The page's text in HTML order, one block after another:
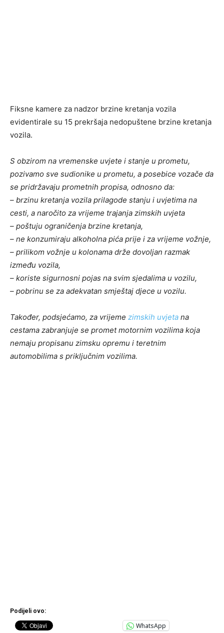
Fiksne kamere za nadzor brzine kretanja vozila
evidentirale su 15 prekršaja nedopuštene brzine kretanja
vozila.
S obzirom na vremenske uvjete i stanje u prometu,
pozivamo sve sudionike u prometu, a posebice vozače da
se pridržavaju prometnih propisa, odnosno da:
– brzinu kretanja vozila prilagode stanju i uvjetima na
cesti, a naročito za vrijeme trajanja zimskih uvjeta
– poštuju ograničenja brzine kretanja,
– ne konzumiraju alkoholna pića prije i za vrijeme vožnje,
– prilikom vožnje u kolonama drže dovoljan razmak
između vozila,
– koriste sigurnosni pojas na svim sjedalima u vozilu,
– pobrinu se za adekvatan smještaj djece u vozilu.
Također, podsjećamo, za vrijeme zimskih uvjeta na
cestama zabranjuje se promet motornim vozilima koja
nemaju propisanu zimsku opremu i teretnim
automobilima s priključnim vozilima.
Podijeli ovo:
WhatsApp